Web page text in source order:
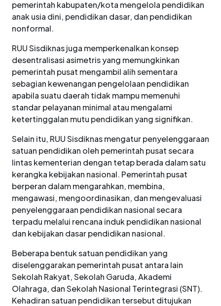
pemerintah kabupaten/kota mengelola pendidikan
anak usia dini, pendidikan dasar, dan pendidikan
nonformal.
RUU Sisdiknas juga memperkenalkan konsep
desentralisasi asimetris yang memungkinkan
pemerintah pusat mengambil alih sementara
sebagian kewenangan pengelolaan pendidikan
apabila suatu daerah tidak mampu memenuhi
standar pelayanan minimal atau mengalami
ketertinggalan mutu pendidikan yang signifikan.
Selain itu, RUU Sisdiknas mengatur penyelenggaraan
satuan pendidikan oleh pemerintah pusat secara
lintas kementerian dengan tetap berada dalam satu
kerangka kebijakan nasional. Pemerintah pusat
berperan dalam mengarahkan, membina,
mengawasi, mengoordinasikan, dan mengevaluasi
penyelenggaraan pendidikan nasional secara
terpadu melalui rencana induk pendidikan nasional
dan kebijakan dasar pendidikan nasional.
Beberapa bentuk satuan pendidikan yang
diselenggarakan pemerintah pusat antara lain
Sekolah Rakyat, Sekolah Garuda, Akademi
Olahraga, dan Sekolah Nasional Terintegrasi (SNT).
Kehadiran satuan pendidikan tersebut ditujukan